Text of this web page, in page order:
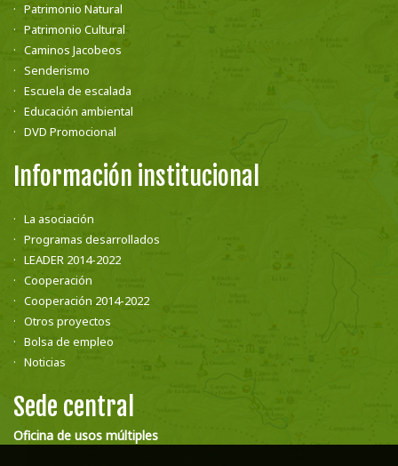
Patrimonio Natural
Patrimonio Cultural
Caminos Jacobeos
Senderismo
Escuela de escalada
Educación ambiental
DVD Promocional
Información institucional
La asociación
Programas desarrollados
LEADER 2014-2022
Cooperación
Cooperación 2014-2022
Otros proyectos
Bolsa de empleo
Noticias
Sede central
Oficina de usos múltiples